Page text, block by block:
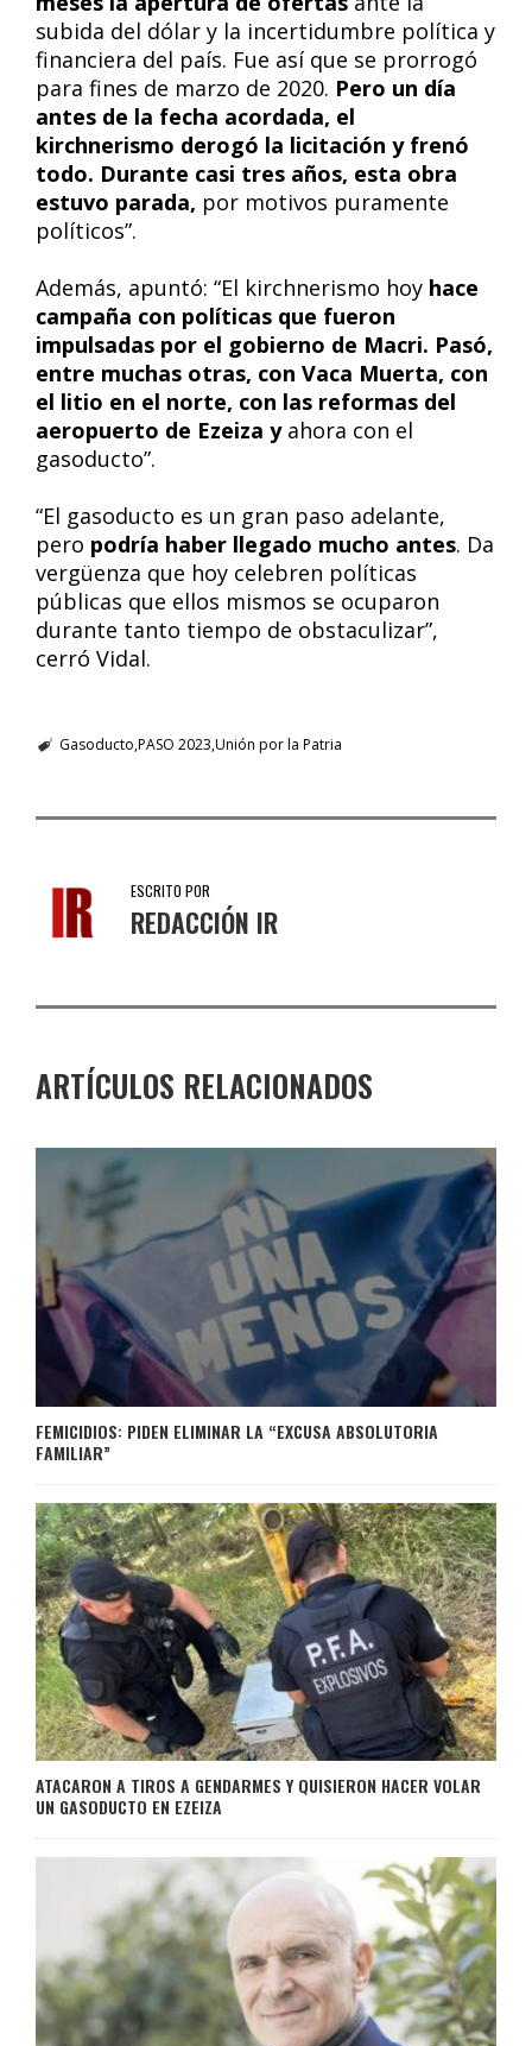
subida del dólar y la incertidumbre política y
financiera del país. Fue así que se prorrogó
para fines de marzo de 2020. Pero un día
antes de la fecha acordada, el
kirchnerismo derogó la licitación y frenó
todo. Durante casi tres años, esta obra
estuvo parada, por motivos puramente
políticos”.
Además, apuntó: “El kirchnerismo hoy hace
campaña con políticas que fueron
impulsadas por el gobierno de Macri. Pasó,
entre muchas otras, con Vaca Muerta, con
el litio en el norte, con las reformas del
aeropuerto de Ezeiza y ahora con el
gasoducto”.
“El gasoducto es un gran paso adelante,
pero podría haber llegado mucho antes. Da
vergüenza que hoy celebren políticas
públicas que ellos mismos se ocuparon
durante tanto tiempo de obstaculizar”,
cerró Vidal.
Gasoducto PASO 2023 Unión por la Patria
ESCRITO POR
REDACCIÓN IR
ARTÍCULOS RELACIONADOS
FEMICIDIOS: PIDEN ELIMINAR LA “EXCUSA ABSOLUTORIA
FAMILIAR”
ATACARON A TIROS A GENDARMES Y QUISIERON HACER VOLAR
UN GASODUCTO EN EZEIZA